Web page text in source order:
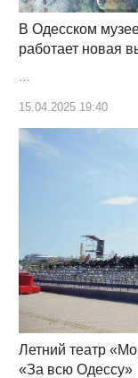
В Одесском
работает новая
…
15.04.2025 19:40
Летний театр
«За всю Одессу»